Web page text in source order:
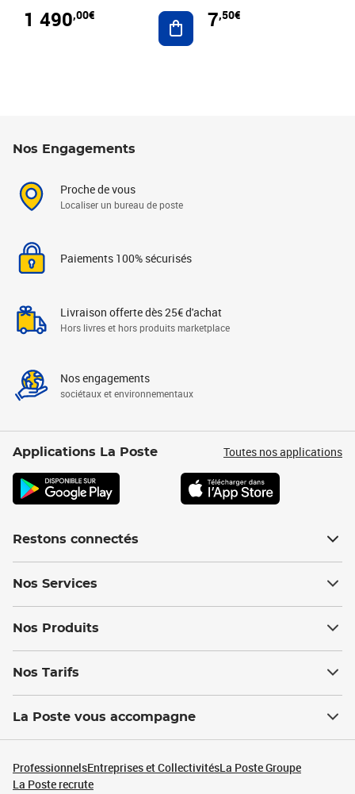
1 490,00€ Ajouter au panier
7,50€
Nos Engagements
Proche de vous
Localiser un bureau de poste
Paiements 100% sécurisés
Livraison offerte dès 25€ d'achat
Hors livres et hors produits marketplace
Nos engagements
sociétaux et environnementaux
Applications La Poste Toutes nos applications
Restons connectés
Nos Services
Nos Produits
Nos Tarifs
La Poste vous accompagne
ProfessionnelsEntreprises et CollectivitésLa Poste Groupe
La Poste recrute